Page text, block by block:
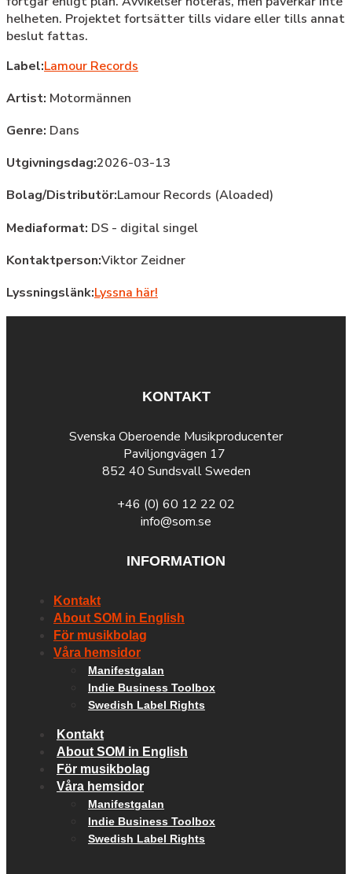
helheten. Projektet fortsätter tills vidare eller tills annat
beslut fattas.
Label:Lamour Records
Artist: Motormännen
Genre: Dans
Utgivningsdag:2026-03-13
Bolag/Distributör:Lamour Records (Aloaded)
Mediaformat: DS - digital singel
Kontaktperson:Viktor Zeidner
Lyssningslänk:Lyssna här!
KONTAKT
Svenska Oberoende Musikproducenter
Paviljongvägen 17
852 40 Sundsvall Sweden
+46 (0) 60 12 22 02
info@som.se
INFORMATION
Kontakt
About SOM in English
För musikbolag
Våra hemsidor
Manifestgalan
Indie Business Toolbox
Swedish Label Rights
Kontakt
About SOM in English
För musikbolag
Våra hemsidor
Manifestgalan
Indie Business Toolbox
Swedish Label Rights